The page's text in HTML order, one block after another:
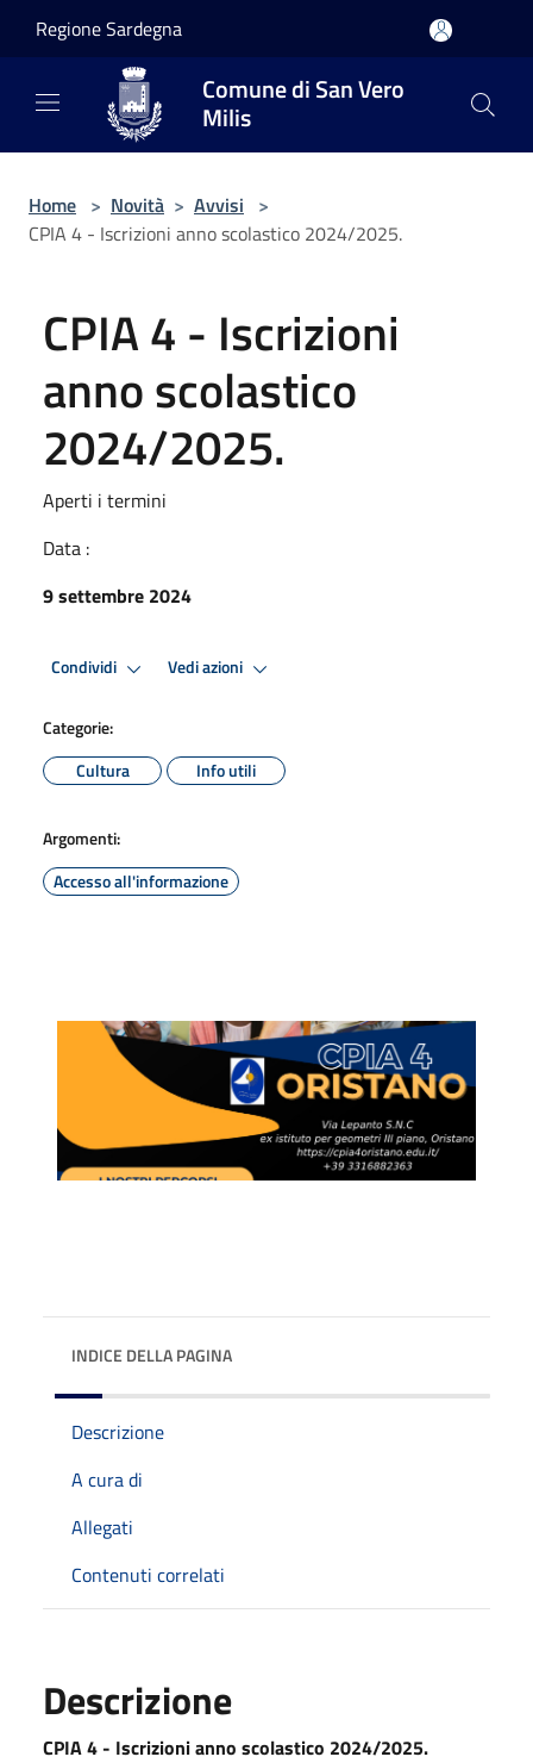
Regione Sardegna
Comune di San Vero
Milis
Home > Novità > Avvisi >
CPIA 4 - Iscrizioni anno scolastico 2024/2025.
CPIA 4 - Iscrizioni
anno scolastico
2024/2025.
Aperti i termini
Data :
9 settembre 2024
Condividi Vedi azioni
Categorie:
Cultura
Info utili
Argomenti:
Accesso all'informazione
INDICE DELLA PAGINA
Descrizione
A cura di
Allegati
Contenuti correlati
Descrizione
CPIA 4 - Iscrizioni anno scolastico 2024/2025.